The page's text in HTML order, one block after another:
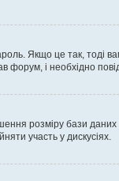
Якщо це так, тоді
і необхідно
розміру бази даних
участь у дискусіях.